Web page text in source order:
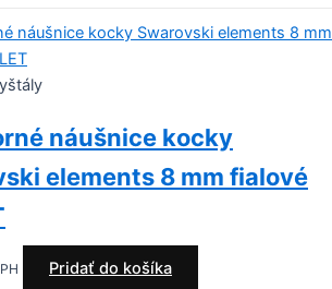
náušnice kocky
elements 8 mm fialové
Pridať do košíka